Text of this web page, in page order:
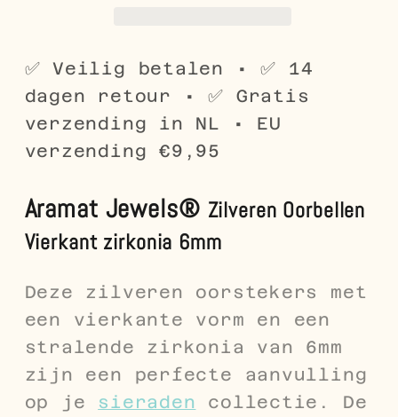
✅ Veilig betalen • ✅ 14
dagen retour • ✅ Gratis
verzending in NL • EU
verzending €9,95
Aramat Jewels® Zilveren Oorbellen
Vierkant zirkonia 6mm
Deze zilveren oorstekers met
een vierkante vorm en een
stralende zirkonia van 6mm
zijn een perfecte aanvulling
op je sieraden collectie. De